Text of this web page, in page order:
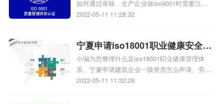
公司
如何通过审核、生产企业做iso9001时需要注意
的问题、销售企业申请ISO9001质量管理体系证
2022-05-11 11:28:32
宁夏申请iso18001职业健康安全管
理体系资质的公司，宁夏iso18001
体系认证需要多少钱
小编为您整理什么是iso18001职业健康管理体
系、宁夏申请建筑企业一级资质怎么申请、劳务
分包企业怎么申请资质一次能申请多少资质、
2022-05-11 11:32:28